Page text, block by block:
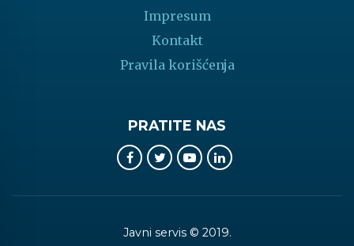
Impresum
Kontakt
Pravila korišćenja
PRATITE NAS
Javni servis © 2019.